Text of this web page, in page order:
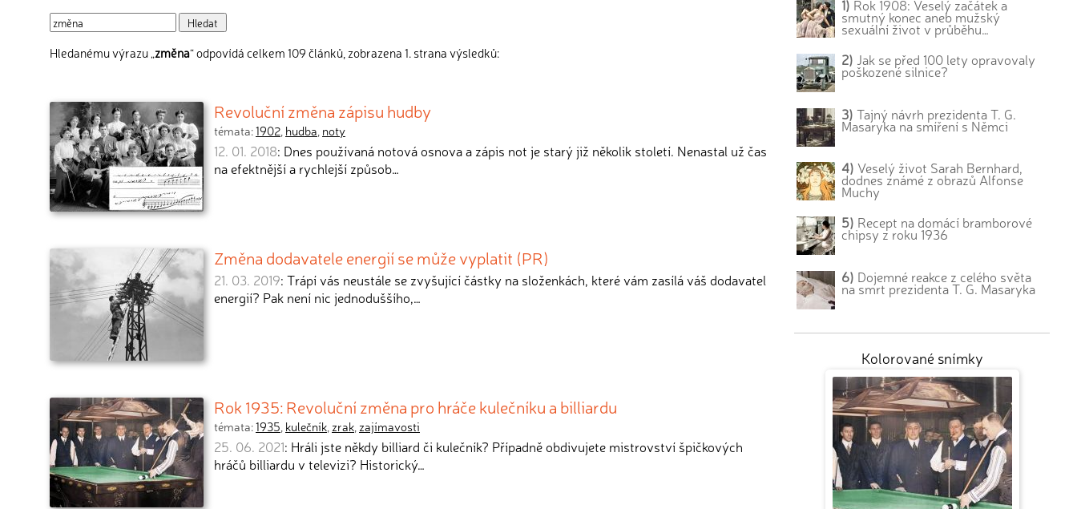
Hledanému výrazu „změna“ odpovídá celkem 109 článků, zobrazena 1. strana výsledků:
Revoluční změna zápisu hudby
témata:1902, hudba, noty
12. 01. 2018: Dnes používaná notová osnova a zápis not je starý již několik století. Nenastal už čas
na efektnější a rychlejší způsob…
Změna dodavatele energií se může vyplatit (PR)
21. 03. 2019: Trápí vás neustále se zvyšující částky na složenkách, které vám zasílá váš dodavatel
energií? Pak není nic jednoduššího,…
Rok 1935: Revoluční změna pro hráče kulečníku a billiardu
témata:1935, kulečník, zrak, zajímavosti
25. 06. 2021: Hráli jste někdy billiard či kulečník? Případně obdivujete mistrovství špičkových
hráčů billiardu v televizi? Historický…
1) Rok 1908: Veselý začátek a
smutný konec aneb mužský
sexuální život v průběhu…
2) Jak se před 100 lety opravovaly
poškozené silnice?
3) Tajný návrh prezidenta T. G.
Masaryka na smíření s Němci
4) Veselý život Sarah Bernhard,
dodnes známé z obrazů Alfonse
Muchy
5) Recept na domácí bramborové
chipsy z roku 1936
6) Dojemné reakce z celého světa
na smrt prezidenta T. G. Masaryka
Kolorované snímky